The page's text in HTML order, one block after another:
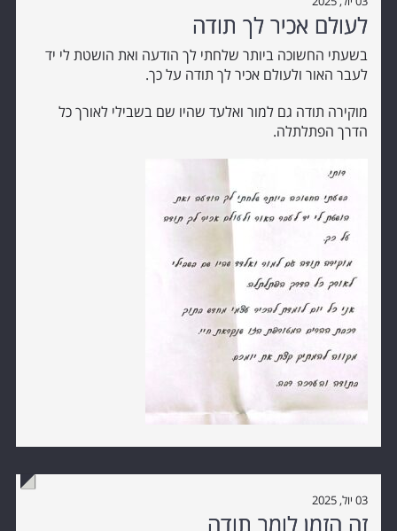
לעולם אכיר לך תודה
בשעתי החשוכה ביותר שלחתי לך הודעה ואת הושטת לי יד
לעבר האור ולעולם אכיר לך תודה על כך.
מוקירה תודה גם למור ואלעד שהיו שם בשבילי לאורך כל
הדרך הפתלתלה.
03 יול, 2025
זה הזמן לומר תודה